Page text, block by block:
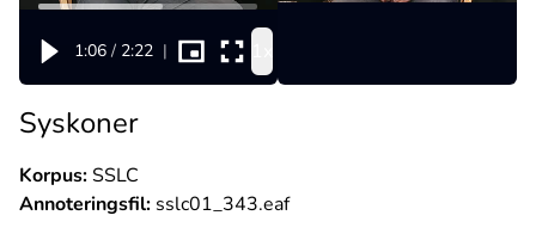
1:06 / 2:22 |
Syskoner
Korpus:SSLC
Annoteringsfil: sslc01_343.eaf